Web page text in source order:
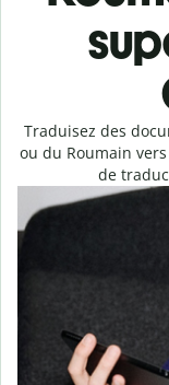
Traduisez des
ou du Roumain
de